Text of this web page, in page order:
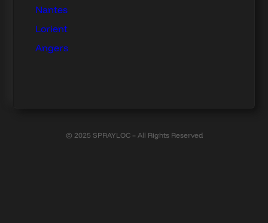
Nantes
Lorient
Angers
© 2025 SPRAYLOC – All Rights Reserved